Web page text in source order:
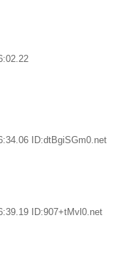
ID:dtBgiSGm0.net
ID:907+tMvl0.net